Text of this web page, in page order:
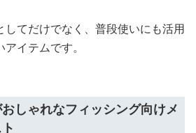
してだけでなく、普段使いにも活用
イテムです。
しゃれなフィッシング向けメ